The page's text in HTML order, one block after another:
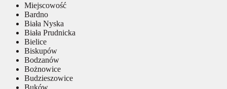
Miejscowość
Bardno
Biała Nyska
Biała Prudnicka
Bielice
Biskupów
Bodzanów
Bożnowice
Budzieszowice
Buków